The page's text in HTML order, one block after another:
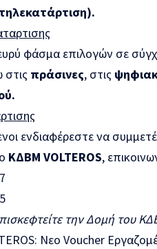
φάσμα επιλογών σε
πράσινες, στις
ενδιαφέρεστε να
ΚΔΒΜ VOLTEROS,
την Δομή του